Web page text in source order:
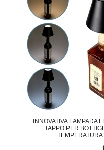
INNOVATIVA LAMPADA
TAPPO PER